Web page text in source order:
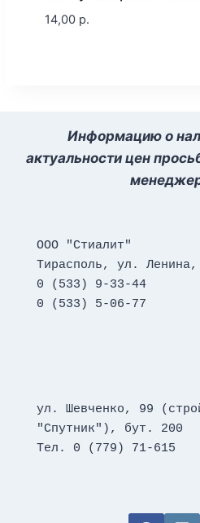
14,00 р.
Информацию о
актуальности цен
ООО "Стиалит"
Тирасполь, ул.
0 (533) 9-33-44
0 (533) 5-06-77
ул. Шевченко, 99
"Спутник"), бут. 200
Тел. 0 (779) 71-615